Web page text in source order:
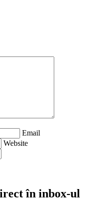
Email
Website
în inbox-ul